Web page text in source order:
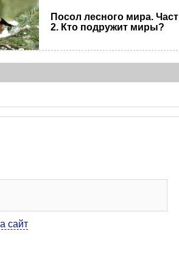
Посол лесного мира.
2. Кто подружит миры?
сайт